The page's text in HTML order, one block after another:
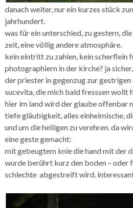
danach weiter, nur ein kurzes stück
jahrhundert.
was für ein unterschied, zu gestern,
zeit, eine völlig andere atmosphäre.
kein eintritt zu zahlen, kein scherflein
photographiern in der kirche? ja
der priester in gegenzug zur
sucevita, die mich bald fresssen wollt
hier im land wird der glaube offenbar
tiefe gläubigkeit, alles einheimische,
und um die heiligen zu verehren. da
eine geste gemacht:
mit gebeugtem knie die hand mit der
wurde berührt kurz den boden – oder
schlechte abgestreift wird.